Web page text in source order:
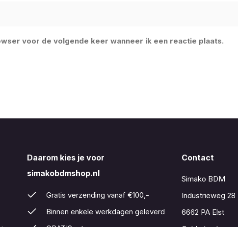
voor de volgende keer wanneer ik een reactie plaats.
Daarom kies je voor
simakobdmshop.nl
Gratis verzending vanaf €100,-
Binnen enkele werkdagen geleverd
Contact
Simako BDM
Industrieweg 28
6662 PA Elst